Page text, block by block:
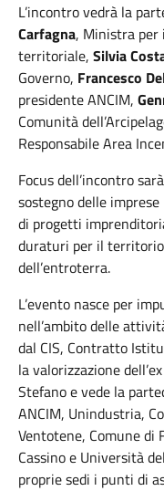
L’incontro vedrà la
Carfagna, Ministra per
territoriale, Silvia
Governo, Francesco
presidente ANCIM,
Comunità
Responsabile Area
Focus dell’incontro
sostegno delle
di progetti
duraturi per il territorio
dell’entroterra.
L’evento nasce per
nell’ambito delle
dal CIS, Contratto
la valorizzazione
Stefano e vede la
ANCIM, Unindustria,
Ventotene, Comune di
Cassino e Università
proprie sedi i punti di